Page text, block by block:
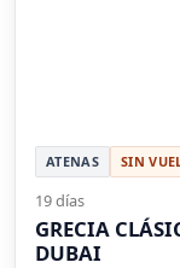
ATENAS SIN
19 días
GRECIA
DUBAI